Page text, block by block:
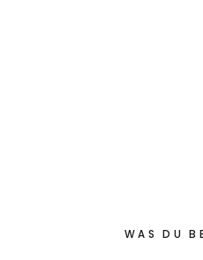
WAS DU